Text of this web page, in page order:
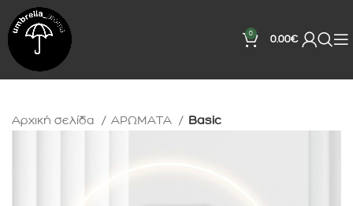
0 0.00€
Αρχική σελίδα ΑΡΩΜΑΤΑ Basic